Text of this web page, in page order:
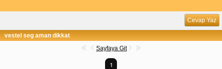
Cevap Yaz
vestel seg aman dikkat
Sayfaya Git
1